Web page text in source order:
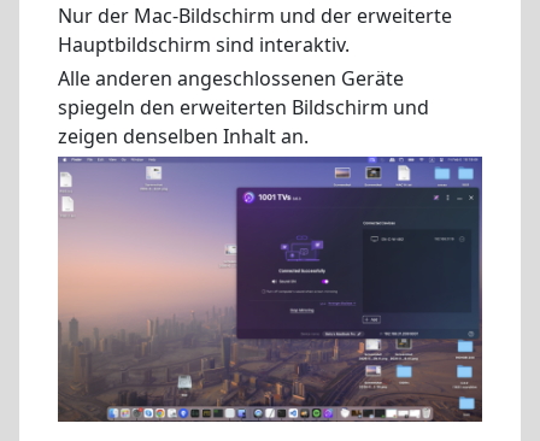
Nur der Mac-Bildschirm und der erweiterte
Hauptbildschirm sind interaktiv.
Alle anderen angeschlossenen Geräte
spiegeln den erweiterten Bildschirm und
zeigen denselben Inhalt an.